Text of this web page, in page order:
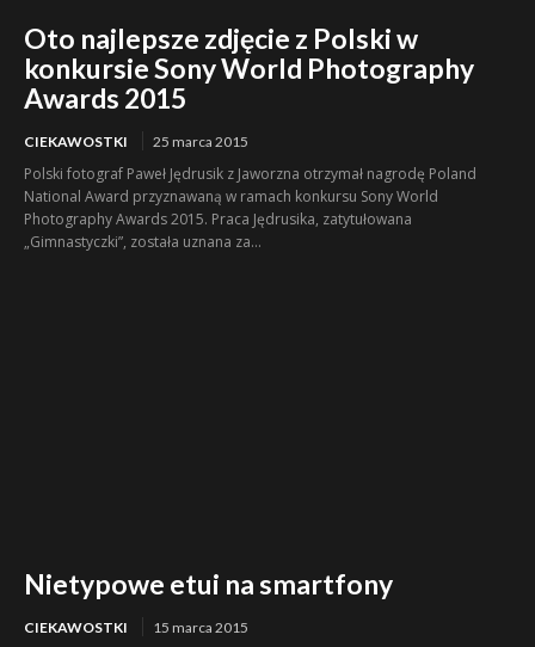
Oto najlepsze zdjęcie z Polski w
konkursie Sony World Photography
Awards 2015
CIEKAWOSTKI 25 marca 2015
Polski fotograf Paweł Jędrusik z Jaworzna otrzymał nagrodę Poland
National Award przyznawaną w ramach konkursu Sony World
Photography Awards 2015. Praca Jędrusika, zatytułowana
„Gimnastyczki”, została uznana za...
Nietypowe etui na smartfony
CIEKAWOSTKI 15 marca 2015